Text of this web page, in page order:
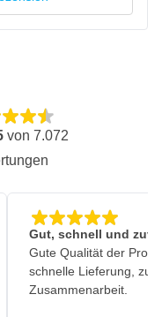
Standorten
von 7.072
Gut, schnell und
Gute Qualität der
schnelle Lieferung,
Zusammenarbeit.